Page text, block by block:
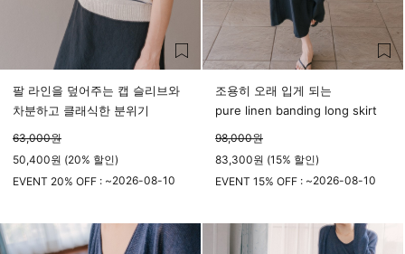
팔 라인을 덮어주는 캡 슬리브와
차분하고 클래식한 분위기
63,000원
50,400원 (20% 할인)
EVENT 20% OFF : ~2026-08-10
조용히 오래 입게 되는
pure linen banding long skirt
98,000원
83,300원 (15% 할인)
EVENT 15% OFF : ~2026-08-10